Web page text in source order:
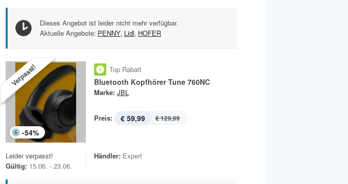
Dieses Angebot ist leider nicht mehr verfügbar.
Aktuelle Angebote: PENNY, Lidl, HOFER
Verpasst!
-54%
Top Rabatt
Bluetooth Kopfhörer Tune 760NC
Marke: JBL
Preis: € 59,99 € 129,99
Leider verpasst!
Gültig: 15.06. - 23.06.
Händler: Expert